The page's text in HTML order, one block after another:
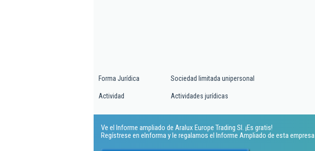
Forma Jurídica Sociedad limitada unipersonal
Actividad Actividades jurídicas
Ve el Informe ampliado de Aralux Europe Trading Sl. ¡Es gratis!
Regístrese en eInforma y le regalamos el Informe Ampliado de esta empresa